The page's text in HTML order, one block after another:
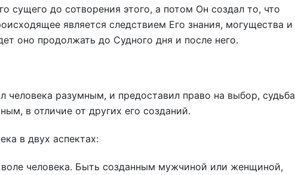
сущего до сотворения этого, а потом Он создал то, что
является следствием Его знания, могущества и
оно продолжать до Судного дня и после него.
разумным, и предоставил право на выбор, судьба
в отличие от других его созданий.
в двух аспектах:
человека. Быть созданным мужчиной или женщиной,